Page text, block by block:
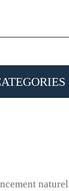
naturel